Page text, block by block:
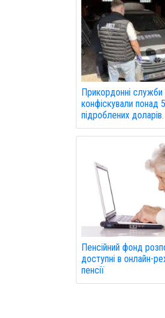
Прикордонні
конфіскували понад
підроблених доларів.
Пенсійний фонд
доступні в онлайн-
пенсії